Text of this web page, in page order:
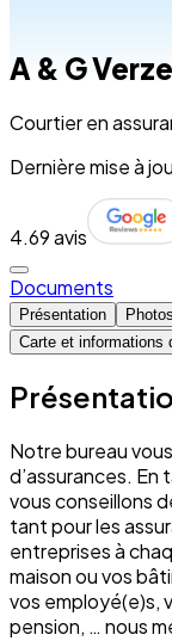
A & G
Courtier en
Dernière mise à
4.69 avis
Documents
Présentation Photos
Carte et informations
Notre bureau
d’assurances. En
vous conseillons
tant pour les
entreprises à
maison ou vos
vos employé(e)s,
pension, … nous